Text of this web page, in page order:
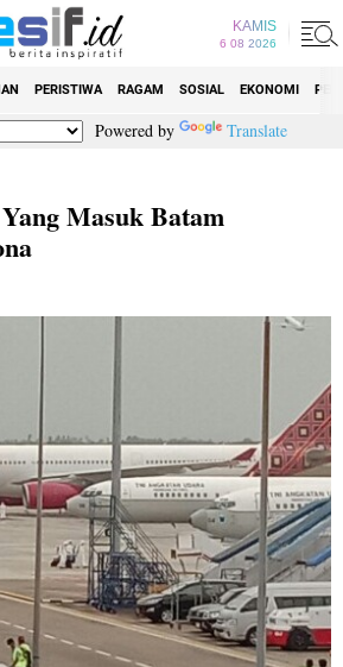
KAMIS
6 08 2026
PERISTIWA RAGAM SOSIAL EKONOMI
Powered by Translate
Masuk Batam